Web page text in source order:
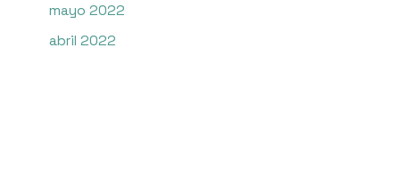
mayo 2022
abril 2022